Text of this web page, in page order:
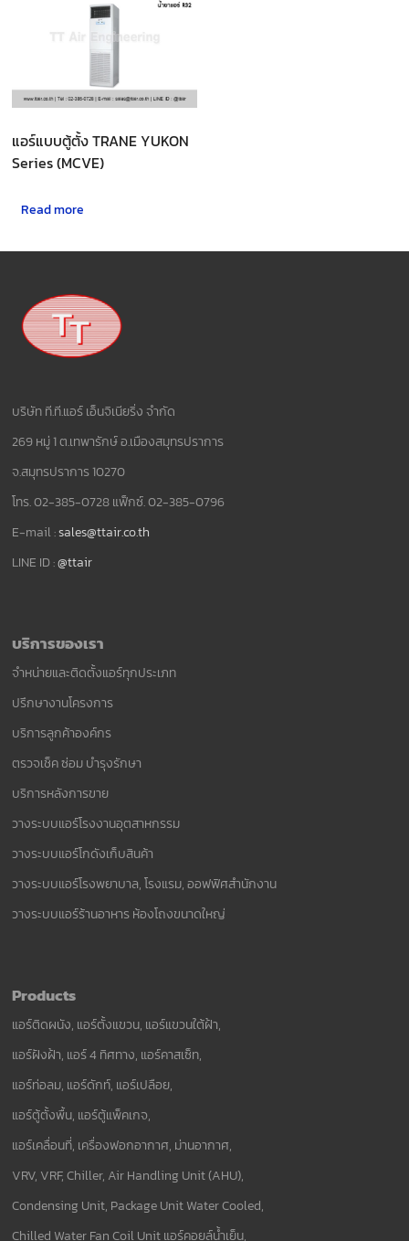
แอร์แบบตู้ตั้ง TRANE YUKON
Series (MCVE)
Read more
บริษัท ที.ที.แอร์ เอ็นจิเนียริ่ง จำกัด
269 หมู่ 1 ต.เทพารักษ์ อ.เมืองสมุทรปราการ
จ.สมุทรปราการ 10270
โทร. 02-385-0728 แฟ็กซ์. 02-385-0796
E-mail :sales@ttair.co.th
LINE ID :@ttair
บริการของเรา
จำหน่ายและติดตั้งแอร์ทุกประเภท
ปรึกษางานโครงการ
บริการลูกค้าองค์กร
ตรวจเช็ค ซ่อม บำรุงรักษา
บริการหลังการขาย
วางระบบแอร์โรงงานอุตสาหกรรม
วางระบบแอร์โกดังเก็บสินค้า
วางระบบแอร์โรงพยาบาล, โรงแรม, ออฟฟิศสำนักงาน
วางระบบแอร์ร้านอาหาร ห้องโถงขนาดใหญ่
Products
แอร์ติดผนัง, แอร์ตั้งแขวน, แอร์แขวนใต้ฝ้า,
แอร์ฝังฝ้า, แอร์ 4 ทิศทาง, แอร์คาสเซ็ท,
แอร์ท่อลม, แอร์ดักท์, แอร์เปลือย,
แอร์ตู้ตั้งพื้น, แอร์ตู้แพ็คเกจ,
แอร์เคลื่อนที่, เครื่องฟอกอากาศ, ม่านอากาศ,
VRV, VRF, Chiller, Air Handling Unit (AHU),
Condensing Unit, Package Unit Water Cooled,
Chilled Water Fan Coil Unit แอร์คอยล์น้ำเย็น,